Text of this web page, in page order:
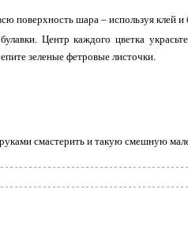
поверхность шара – используя клей и
Центр каждого цветка
зеленые фетровые листочки.
смастерить и такую смешную